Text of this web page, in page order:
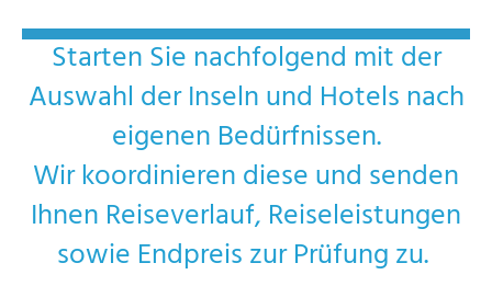
Starten Sie nachfolgend mit der
Auswahl der Inseln und Hotels nach
eigenen Bedürfnissen.
Wir koordinieren diese und senden
Ihnen Reiseverlauf, Reiseleistungen
sowie Endpreis zur Prüfung zu.